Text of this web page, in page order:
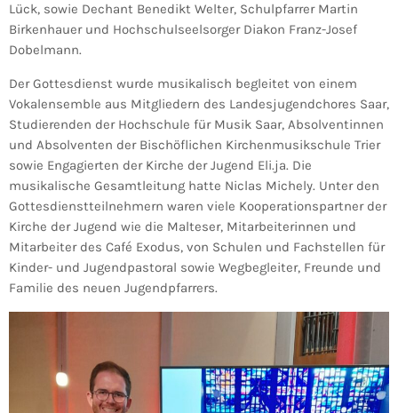
Lück, sowie Dechant Benedikt Welter, Schulpfarrer Martin
Birkenhauer und Hochschulseelsorger Diakon Franz-Josef
Dobelmann.
Der Gottesdienst wurde musikalisch begleitet von einem
Vokalensemble aus Mitgliedern des Landesjugendchores Saar,
Studierenden der Hochschule für Musik Saar, Absolventinnen
und Absolventen der Bischöflichen Kirchenmusikschule Trier
sowie Engagierten der Kirche der Jugend Eli.ja. Die
musikalische Gesamtleitung hatte Niclas Michely. Unter den
Gottesdienstteilnehmern waren viele Kooperationspartner der
Kirche der Jugend wie die Malteser, Mitarbeiterinnen und
Mitarbeiter des Café Exodus, von Schulen und Fachstellen für
Kinder- und Jugendpastoral sowie Wegbegleiter, Freunde und
Familie des neuen Jugendpfarrers.